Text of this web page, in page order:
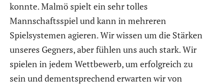
konnte. Malmö spielt ein sehr tolles
Mannschaftsspiel und kann in mehreren
Spielsystemen agieren. Wir wissen um die Stärken
unseres Gegners, aber fühlen uns auch stark. Wir
spielen in jedem Wettbewerb, um erfolgreich zu
sein und dementsprechend erwarten wir von